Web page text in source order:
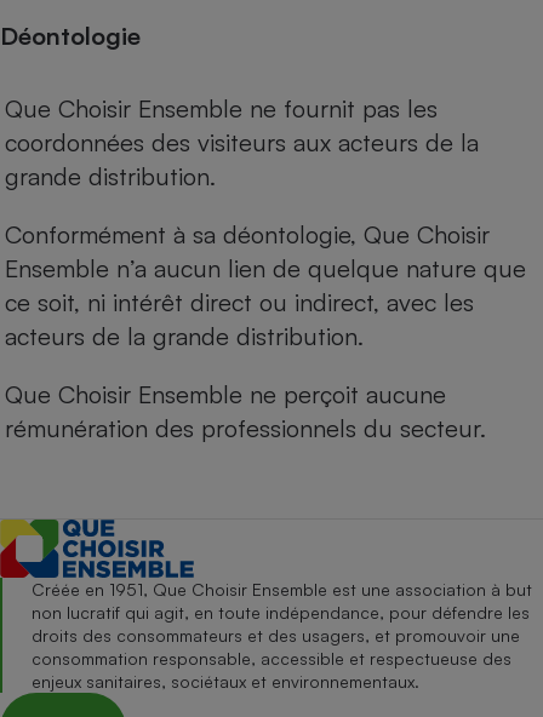
Déontologie
Que Choisir Ensemble ne fournit pas les
coordonnées des visiteurs aux acteurs de la
grande distribution.
Conformément à sa déontologie, Que Choisir
Ensemble n’a aucun lien de quelque nature que
ce soit, ni intérêt direct ou indirect, avec les
acteurs de la grande distribution.
Que Choisir Ensemble ne perçoit aucune
rémunération des professionnels du secteur.
Créée en 1951, Que Choisir Ensemble est une association à but
non lucratif qui agit, en toute indépendance, pour défendre les
droits des consommateurs et des usagers, et promouvoir une
consommation responsable, accessible et respectueuse des
enjeux sanitaires, sociétaux et environnementaux.